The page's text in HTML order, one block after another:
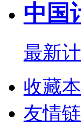
中国
最新
收藏
友情